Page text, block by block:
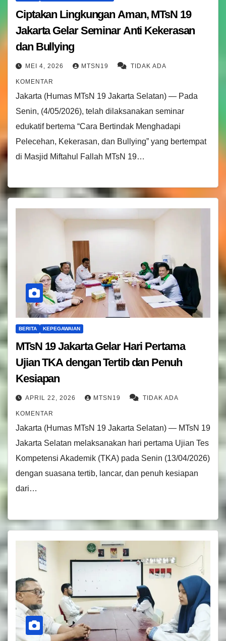
Ciptakan Lingkungan Aman, MTsN 19
Jakarta Gelar Seminar Anti Kekerasan
dan Bullying
MEI 4, 2026 MTSN19 TIDAK ADA
KOMENTAR
Jakarta (Humas MTsN 19 Jakarta Selatan) — Pada
Senin, (4/05/2026), telah dilaksanakan seminar
edukatif bertema “Cara Bertindak Menghadapi
Pelecehan, Kekerasan, dan Bullying” yang bertempat
di Masjid Miftahul Fallah MTsN 19…
BERITA KEPEGAWAIAN
MTsN 19 Jakarta Gelar Hari Pertama
Ujian TKA dengan Tertib dan Penuh
Kesiapan
APRIL 22, 2026 MTSN19 TIDAK ADA
KOMENTAR
Jakarta (Humas MTsN 19 Jakarta Selatan) — MTsN 19
Jakarta Selatan melaksanakan hari pertama Ujian Tes
Kompetensi Akademik (TKA) pada Senin (13/04/2026)
dengan suasana tertib, lancar, dan penuh kesiapan
dari…